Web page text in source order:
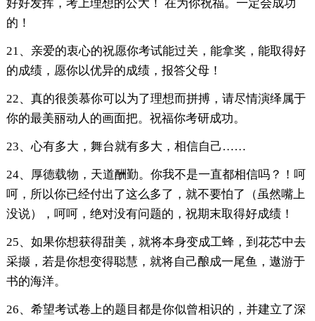
好好发挥，考上理想的公大！ 在为你祝福。一定会成功
的！
21、亲爱的衷心的祝愿你考试能过关，能拿奖，能取得好
的成绩，愿你以优异的成绩，报答父母！
22、真的很羡慕你可以为了理想而拼搏，请尽情演绎属于
你的最美丽动人的画面把。祝福你考研成功。
23、心有多大，舞台就有多大，相信自己……
24、厚德载物，天道酬勤。你我不是一直都相信吗？！呵
呵，所以你已经付出了这么多了，就不要怕了（虽然嘴上
没说），呵呵，绝对没有问题的，祝期末取得好成绩！
25、如果你想获得甜美，就将本身变成工蜂，到花芯中去
采撷，若是你想变得聪慧，就将自己酿成一尾鱼，遨游于
书的海洋。
26、希望考试卷上的题目都是你似曾相识的，并建立了深